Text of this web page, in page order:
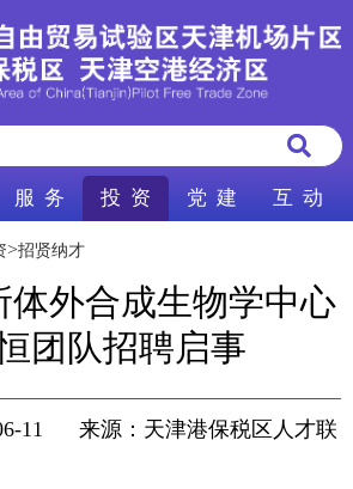
服 务 投 资 党 建 互 动
>招贤纳才
体外合成生物学中心
团队招聘启事
11
来源：天津港保税区人才联